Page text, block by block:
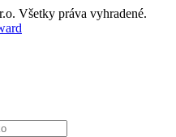
Všetky práva vyhradené.